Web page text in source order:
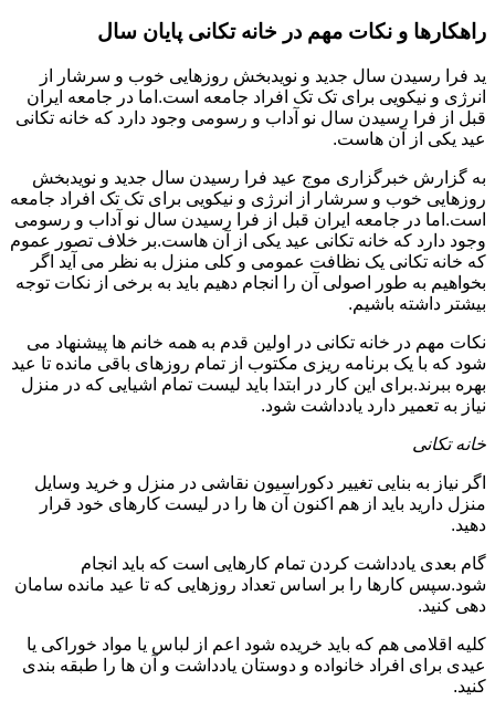
راهکارها و نکات مهم در خانه تکانی پایان سال
ید فرا رسیدن سال جدید و نویدبخش روزهایی خوب و سرشار از
انرژی و نیکویی برای تک تک افراد جامعه است.اما در جامعه ایران
قبل از فرا رسیدن سال نو آداب و رسومی وجود دارد که خانه تکانی
عید یکی از آن هاست.
به گزارش خبرگزاری موج عید فرا رسیدن سال جدید و نویدبخش
روزهایی خوب و سرشار از انرژی و نیکویی برای تک تک افراد جامعه
است.اما در جامعه ایران قبل از فرا رسیدن سال نو آداب و رسومی
وجود دارد که خانه تکانی عید یکی از آن هاست.بر خلاف تصور عموم
که خانه تکانی یک نظافت عمومی و کلی منزل به نظر می آید اگر
بخواهیم به طور اصولی آن را انجام دهیم باید به برخی از نکات توجه
بیشتر داشته باشیم.
نکات مهم در خانه تکانی در اولین قدم به همه خانم ها پیشنهاد می
شود که با یک برنامه ریزی مکتوب از تمام روزهای باقی مانده تا عید
بهره ببرند.برای این کار در ابتدا باید لیست تمام اشیایی که در منزل
نیاز به تعمیر دارد یادداشت شود.
خانه تکانی
اگر نیاز به بنایی تغییر دکوراسیون نقاشی در منزل و خرید وسایل
منزل دارید باید از هم اکنون آن ها را در لیست کارهای خود قرار
دهید.
گام بعدی یادداشت کردن تمام کارهایی است که باید انجام
شود.سپس کارها را بر اساس تعداد روزهایی که تا عید مانده سامان
دهی کنید.
کلیه اقلامی هم که باید خریده شود اعم از لباس یا مواد خوراکی یا
عیدی برای افراد خانواده و دوستان یادداشت و آن ها را طبقه بندی
کنید.